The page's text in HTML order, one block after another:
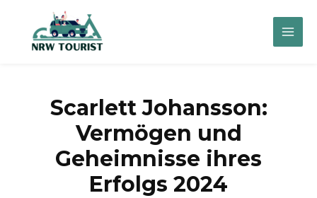
springen
Main
Scarlett Johansson:
Vermögen und
Geheimnisse ihres
Erfolgs 2024